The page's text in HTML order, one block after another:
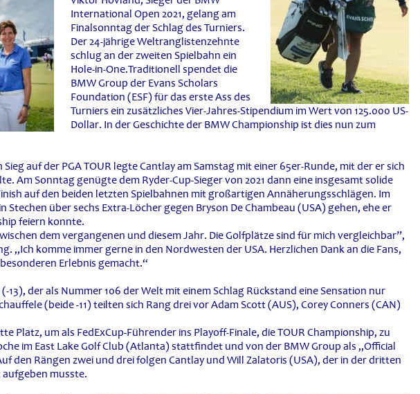
International Open 2021, gelang am
Finalsonntag der Schlag des Turniers.
Der 24-jährige Weltranglistenzehnte
schlug an der zweiten Spielbahn ein
Hole-in-One.Traditionell spendet die
BMW Group der Evans Scholars
Foundation (ESF) für das erste Ass des
Turniers ein zusätzliches Vier-Jahres-Stipendium im Wert von 125.000 US-
Dollar. In der Geschichte der BMW Championship ist dies nun zum
auf der PGA TOUR legte Cantlay am Samstag mit einer 65er-Runde, mit der er sich
Am Sonntag genügte dem Ryder-Cup-Sieger von 2021 dann eine insgesamt solide
auf den beiden letzten Spielbahnen mit großartigen Annäherungsschlägen. Im
Stechen über sechs Extra-Löcher gegen Bryson De Chambeau (USA) gehen, ehe er
feiern konnte.
dem vergangenen und diesem Jahr. Die Golfplätze sind für mich vergleichbar”,
„Ich komme immer gerne in den Nordwesten der USA. Herzlichen Dank an die Fans,
Erlebnis gemacht.“
13), der als Nummer 106 der Welt mit einem Schlag Rückstand eine Sensation nur
(beide -11) teilten sich Rang drei vor Adam Scott (AUS), Corey Conners (CAN)
Platz, um als FedExCup-Führender ins Playoff-Finale, die TOUR Championship, zu
im East Lake Golf Club (Atlanta) stattfindet und von der BMW Group als „Official
den Rängen zwei und drei folgen Cantlay und Will Zalatoris (USA), der in der dritten
musste.